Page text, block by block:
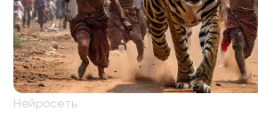
Нейросеть